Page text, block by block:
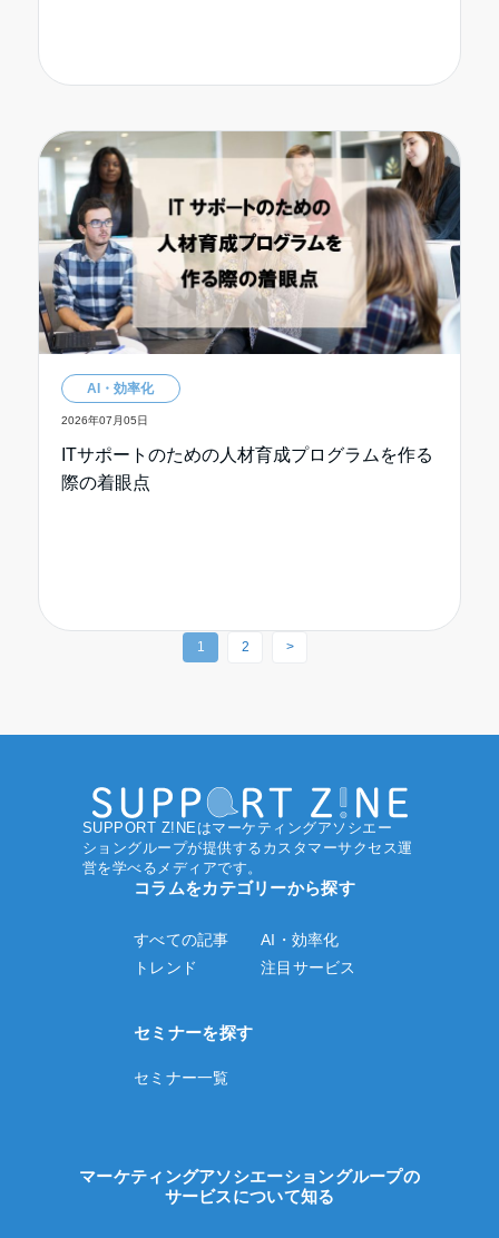
AI・効率化
2026年07月05日
ITサポートのための人材育成プログラムを作る
際の着眼点
1 2 >
SUPPORT Z!NEはマーケティングアソシエー
ショングループが提供するカスタマーサクセス運
営を学べるメディアです。
コラムをカテゴリーから探す
すべての記事
AI・効率化
トレンド
注目サービス
セミナーを探す
セミナー一覧
マーケティングアソシエーショングループの
サービスについて知る